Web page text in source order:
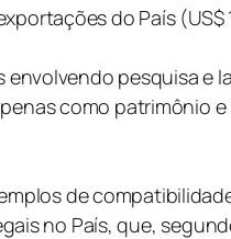
do País (US$
pesquisa e
como patrimônio
de
no País, que,